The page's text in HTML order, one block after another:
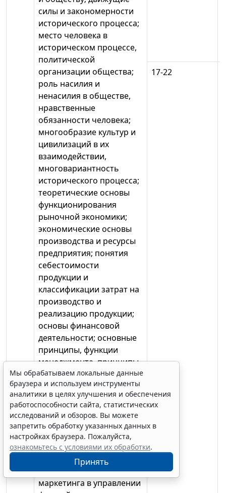
силы и закономерности
исторического процесса;
место человека в
историческом процессе,
политической
организации общества;
роль насилия и
ненасилия в обществе,
нравственные
обязанности человека;
многообразие культур и
цивилизаций в их
взаимодействии,
многовариантность
исторического процесса;
теоретические основы
функционирования
рыночной экономики;
экономические основы
производства и ресурсы
предприятия; понятия
себестоимости
продукции и
классификации затрат на
производство и
реализацию продукции;
основы финансовой
деятельности; основные
принципы, функции
менеджмента, принципы
построения
организационных
структур и распределения
функций управления,
формы участия
персонала в управлении,
основные принципы
этики деловых
отношений; роль
маркетинга в управлении
17-22
Мы обрабатываем локальные данные
браузера и используем инструменты
аналитики в целях улучшения и обеспечения
работоспособности сайта, статистических
исследований и обзоров. Вы можете
запретить обработку указанных данных в
настройках браузера. Пожалуйста,
ознакомьтесь с условиями их обработки.
Принять